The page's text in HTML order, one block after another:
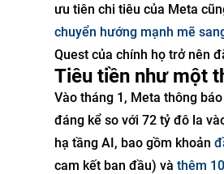
ưu tiên chi tiêu của Meta
chuyển hướng mạnh mẽ
Quest của chính họ trở nên
Tiêu tiền như một
Vào tháng 1, Meta thông
đáng kể so với 72 tỷ đô la
hạ tầng AI, bao gồm khoản
cam kết ban đầu) và thêm